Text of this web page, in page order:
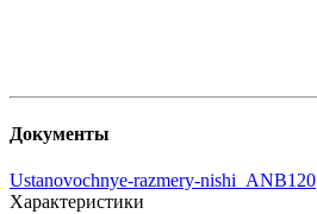
Документы
Ustanovochnye-razmery-nishi_ANB120
Характеристики